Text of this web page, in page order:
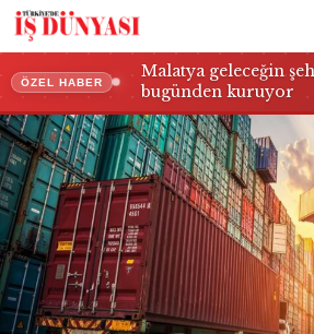
ÖZEL HABER
Malatya geleceğin
bugünden kuruyor